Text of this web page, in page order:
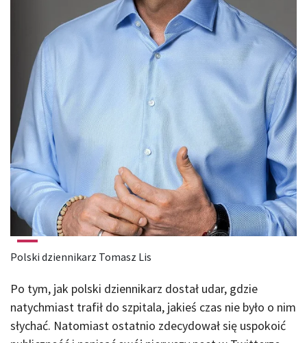
Polski dziennikarz Tomasz Lis
Po tym, jak polski dziennikarz dostał udar, gdzie
natychmiast trafił do szpitala, jakieś czas nie było o nim
słychać. Natomiast ostatnio zdecydował się uspokoić